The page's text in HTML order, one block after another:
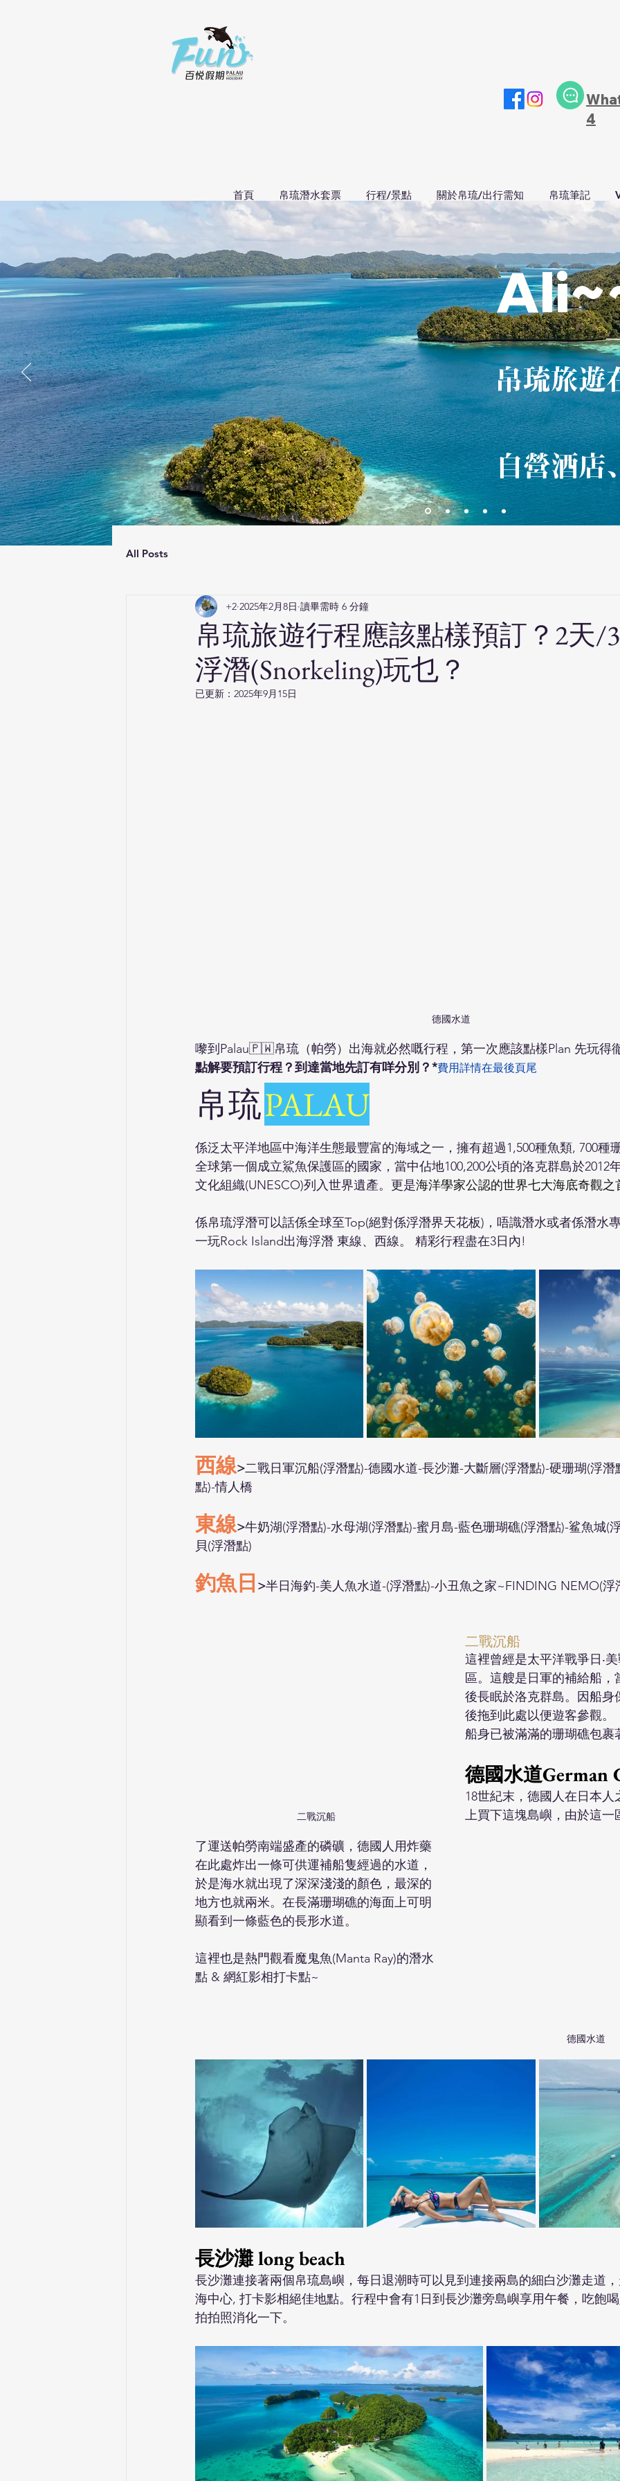
4
首頁 帛琉潛水套票 行程/景點 關於帛琉/出行需知 帛琉筆記
帛琉旅遊
自營酒店
All Posts
帛琉旅遊行程應該點樣預訂？2天/
浮潛(Snorkeling)玩乜？
+2 2025年2月8日 讀畢需時 6 分鐘
已更新： 2025年9月15日
德國水道
嚟到Palau🇵🇼帛琉（帕勞）出海就必然嘅行程，第一次應該點樣Plan 先玩得
點解要預訂行程？到達當地先訂有咩分別？*費用詳情在最後頁尾
帛琉PALAU
係泛太平洋地區中海洋生態最豐富的海域之一，擁有超過1,500種魚類, 700種
全球第一個成立鯊魚保護區的國家，當中佔地100,200公頃的洛克群島於2012
文化組織(UNESCO)列入世界遺產。 更是海洋學家公認的世界七大海底奇觀
係帛琉浮潛可以話係全球至Top(絕對係浮潛界天花板)，唔識潛水或者係潛水
一玩Rock Island出海浮潛 東線、西線。 精彩行程盡在3日內!
西線>二戰日軍沉船(浮潛點)-德國水道-長沙灘-大斷層(浮潛點)-硬珊瑚(浮潛
點)-情人橋
東線>牛奶湖(浮潛點)-水母湖(浮潛點)-蜜月島-藍色珊瑚礁(浮潛點)-鲨魚城(
貝(浮潛點)
釣魚日 >半日海釣-美人魚水道-(浮潛點)-小丑魚之家~FINDING NEMO(浮
二戰沉船
二戰沉船
這裡曾經是太平洋戰爭日‧
區。這艘是日軍的補給船，
後長眠於洛克群島。因船身
後拖到此處以便遊客參觀。
船身已被滿滿的珊瑚礁包裹
德國水道
德國水道German
18世紀末，德國人在日本人
上買下這塊島嶼，由於這一
了運送帕勞南端盛產的磷礦，德國人用炸藥
在此處炸出一條可供運補船隻經過的水道，
於是海水就出現了深深淺淺的顏色，最深的
地方也就兩米。在長滿珊瑚礁的海面上可明
顯看到一條藍色的長形水道。
​​這裡也是熱門觀看魔鬼魚(Manta Ray)的潛水
點 & 網紅影相打卡點~
長沙灘 long beach
長沙灘連接著兩個帛琉島嶼，每日退潮時可以見到連接兩島的細白沙灘走道
海中心, 打卡影相絕佳地點。行程中會有1日到長沙灘旁島嶼享用午餐，吃飽
拍拍照消化一下。